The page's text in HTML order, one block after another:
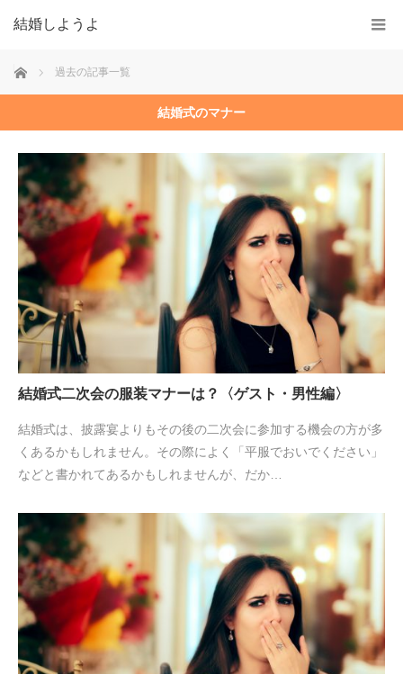
結婚しようよ
ホーム 過去の記事一覧
結婚式のマナー
結婚式二次会の服装マナーは？〈ゲスト・男性編〉
結婚式は、披露宴よりもその後の二次会に参加する機会の方が多
くあるかもしれません。その際によく「平服でおいでください」
などと書かれてあるかもしれませんが、だか…